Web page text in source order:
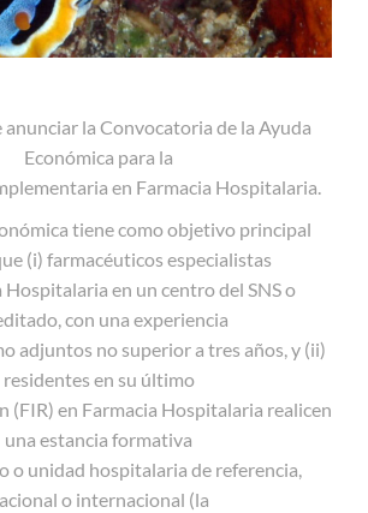
anunciar la Convocatoria de la Ayuda
Económica para la
en Farmacia Hospitalaria.
tiene como objetivo principal
(i) farmacéuticos especialistas
Hospitalaria en un centro del SNS o
con una experiencia
adjuntos no superior a tres años, y (ii)
residentes en su último
(FIR) en Farmacia Hospitalaria realicen
una estancia formativa
o unidad hospitalaria de referencia,
o internacional (la